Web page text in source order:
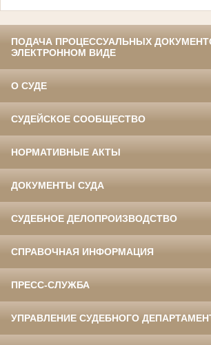
ПОДАЧА ПРОЦЕССУАЛЬНЫХ
ЭЛЕКТРОННОМ ВИДЕ
О СУДЕ
СУДЕЙСКОЕ СООБЩЕСТВО
НОРМАТИВНЫЕ АКТЫ
ДОКУМЕНТЫ СУДА
СУДЕБНОЕ ДЕЛОПРОИЗВОДСТВО
СПРАВОЧНАЯ ИНФОРМАЦИЯ
ПРЕСС-СЛУЖБА
УПРАВЛЕНИЕ СУДЕБНОГО